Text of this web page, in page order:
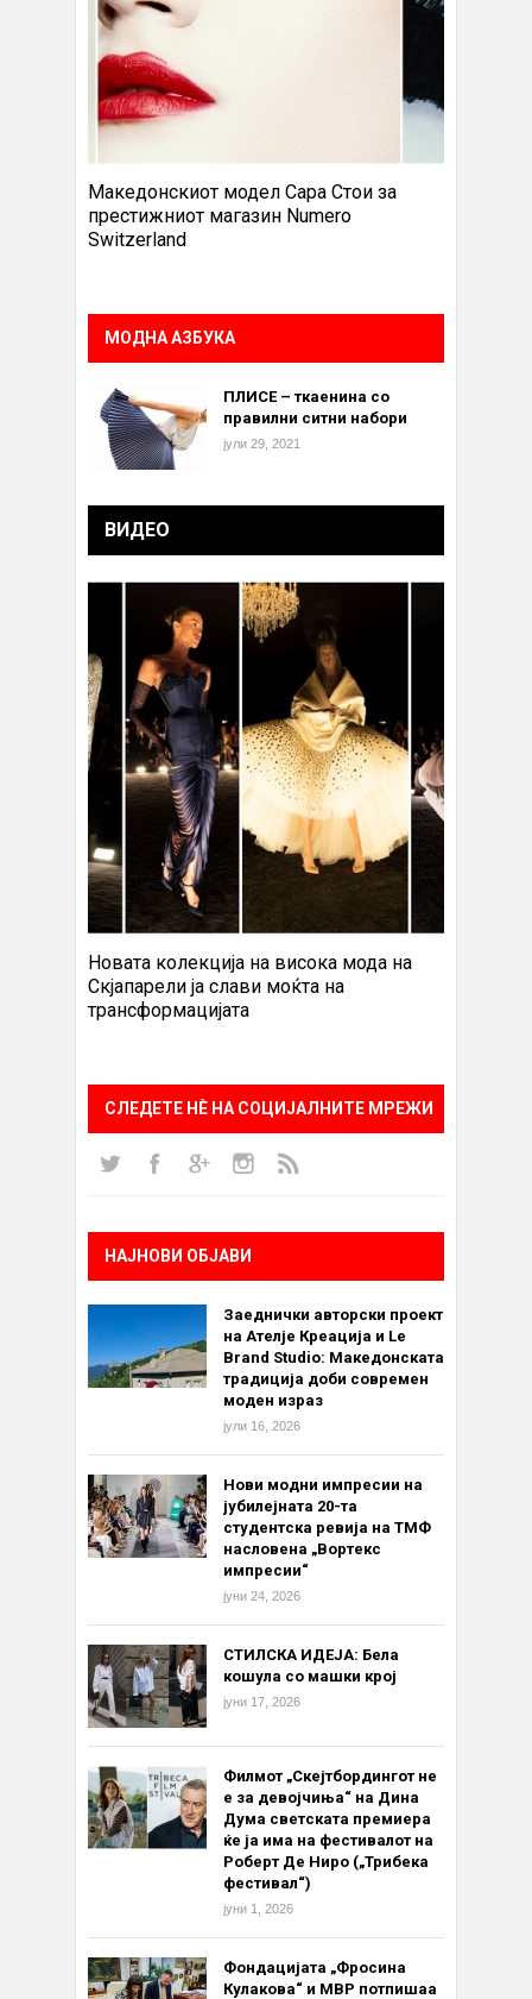
Македонскиот модел Сара Стои за
престижниот магазин Numero
Switzerland
МОДНА АЗБУКА
ПЛИСЕ – ткаенина со
правилни ситни набори
јули 29, 2021
ВИДЕО
Новата колекција на висока мода на
Скјапарели ја слави моќта на
трансформацијата
СЛЕДЕТЕ НÈ НА СОЦИЈАЛНИТЕ МРЕЖИ
НАЈНОВИ ОБЈАВИ
Заеднички авторски проект
на Ателје Креација и Le
Brand Studio: Македонската
традиција доби современ
моден израз
јули 16, 2026
Нови модни импресии на
јубилејната 20-та
студентска ревија на ТМФ
насловена „Вортекс
импресии“
јуни 24, 2026
СТИЛСКА ИДЕЈА: Бела
кошула со машки крој
јуни 17, 2026
Филмот „Скејтбордингот не
е за девојчиња“ на Дина
Дума светската премиера
ќе ја има на фестивалот на
Роберт Де Ниро („Трибека
фестивал“)
јуни 1, 2026
Фондацијата „Фросина
Кулакова“ и МВР потпишаа